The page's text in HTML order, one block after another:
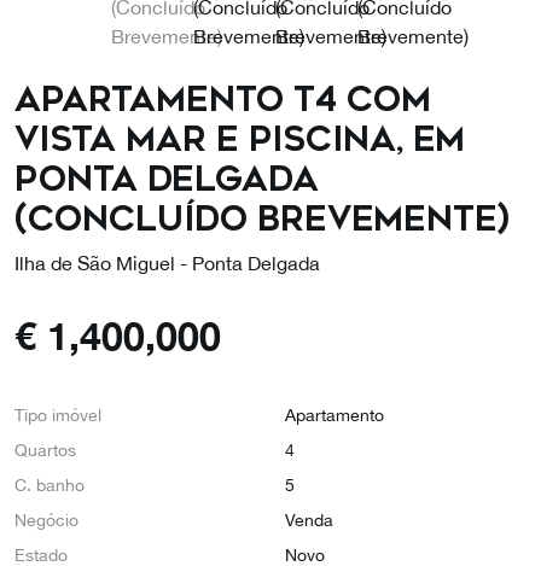
Apartamento T4 com
vista Mar e Piscina, em
Ponta Delgada
(Concluído Brevemente)
Ilha de São Miguel - Ponta Delgada
€ 1,400,000
Tipo imóvel
Apartamento
Quartos
4
C. banho
5
Negócio
Venda
Estado
Novo